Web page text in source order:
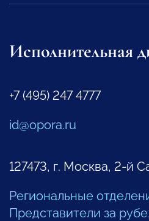
Исполнительная
+7 (495) 247 4777
id@opora.ru
127473, г. Москва, 2-й
Региональные
Представители за